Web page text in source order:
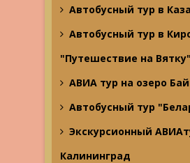
Автобусный тур в
Автобусный тур в
"Путешествие на Вятку"
АВИА тур на озеро
Автобусный тур
Экскурсионный
Калининград